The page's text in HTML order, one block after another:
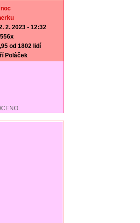
2. 2023 - 12:32
od 1802 lidí
Poláček